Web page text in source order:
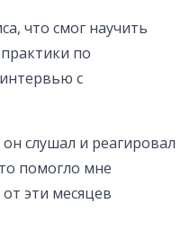
что смог научить
по
с
слушал и реагировал
помогло мне
эти месяцев